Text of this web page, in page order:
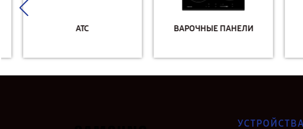
АТС ВАРОЧНЫЕ ПАНЕЛИ
УСТРОЙСТВА